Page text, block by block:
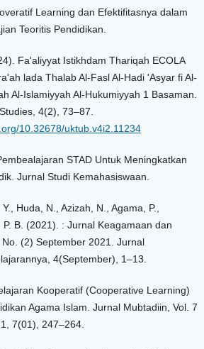
Learning dan Efektifitasnya dalam
Teoritis Pendidikan.
Fa'aliyyat Istikhdam Thariqah ECOLA
lada Thalab Al-Fasl Al-Hadi 'Asyar fi Al-
Al-Islamiyyah Al-Hukumiyyah 1 Basaman.
4(2), 73–87.
10.32678/uktub.v4i2.11234
STAD Untuk Meningkatkan
Jurnal Studi Kemahasiswaan.
Huda, N., Azizah, N., Agama, P.,
B. (2021). : Jurnal Keagamaan dan
(2) September 2021. Jurnal
4(September), 1–13.
Kooperatif (Cooperative Learning)
Agama Islam. Jurnal Mubtadiin, Vol. 7
7(01), 247–264.